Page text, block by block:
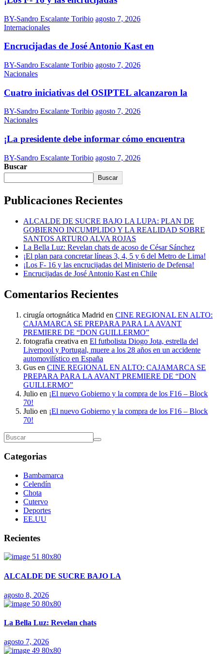
BY-Sandro Escalante Toribio agosto 7, 2026
Internacionales
Encrucijadas de José Antonio Kast en
BY-Sandro Escalante Toribio agosto 7, 2026
Nacionales
Cuatro iniciativas del OSIPTEL alcanzaron la
BY-Sandro Escalante Toribio agosto 7, 2026
Nacionales
¡La presidente debe informar cómo encuentra
BY-Sandro Escalante Toribio agosto 7, 2026
Buscar
Buscar
Publicaciones Recientes
ALCALDE DE SUCRE BAJO LA LUPA: PLAN DE
GOBIERNO INCUMPLIDO Y LA REALIDAD SOBRE
SANTOS ARTURO ALVA ROJAS
La Bella Luz: Revelan chats de acoso de César Sánchez
¡El plan para concretar líneas 3, 4, 5 y 6 del Metro de Lima!
¡Los F- 16 y las encrucijadas del Ministerio de Defensa!
Encrucijadas de José Antonio Kast en Chile
Comentarios Recientes
cirugía ortognática Madrid en CINE REGIONAL EN ALTO:
CAJAMARCA SE PREPARA PARA LA AVANT
PREMIERE DE “DON GUILLERMO”
fotografia creativa en El futbolista Diogo Jota, estrella del
Liverpool y Portugal, muere a los 28 años en un accidente
automovilístico en España
Gus en CINE REGIONAL EN ALTO: CAJAMARCA SE
PREPARA PARA LA AVANT PREMIERE DE “DON
GUILLERMO”
Julio en ¡El nuevo Gobierno y la compra de los F16 – Block
70!
Julio en ¡El nuevo Gobierno y la compra de los F16 – Block
70!
Categorias
Bambamarca
Celendín
Chota
Cutervo
Deportes
EE.UU
Recientes
ALCALDE DE SUCRE BAJO LA
agosto 8, 2026
La Bella Luz: Revelan chats
agosto 7, 2026